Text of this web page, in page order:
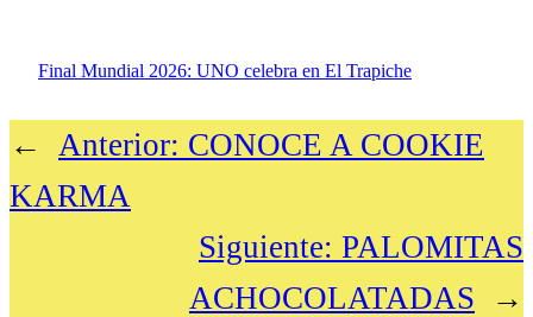
Final Mundial 2026: UNO celebra en El Trapiche
← Anterior: CONOCE A COOKIE
KARMA
Siguiente: PALOMITAS
ACHOCOLATADAS
→